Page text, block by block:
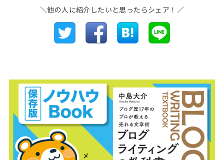
＼他の人に紹介したいと思ったらシェア！／